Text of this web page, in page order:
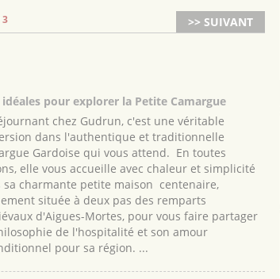
>> SUIVANT
3
pour explorer la Petite Camargue
chez Gudrun, c'est une véritable
dans l'authentique et traditionnelle
Gardoise qui vous attend. En toutes
elle vous accueille avec chaleur et simplicité
sa charmante petite maison centenaire,
située à deux pas des remparts
d'Aigues-Mortes, pour vous faire partager
de l'hospitalité et son amour
pour sa région. ...